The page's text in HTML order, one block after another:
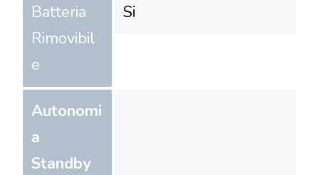
Batteria
Rimovibil
e
Si
Autonomi
a
Standby